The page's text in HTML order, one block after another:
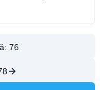
76